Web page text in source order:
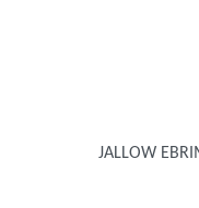
JALLOW